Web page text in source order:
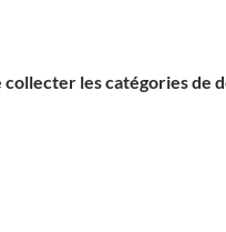
les catégories